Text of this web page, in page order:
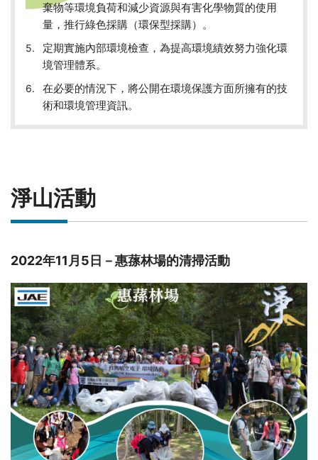
棄物等環境負荷和減少資源與有害化學物質的使用
量，推行綠色採購（環保型採購）。
定期實施內部環境檢查，為提高環境績效努力強化環
境管理體系。
在必要的情況下，將公開在環境保護方面所擁有的技
術和環境管理資訊。
淨山活動
2022年11月5日－惠蓀林場的清掃活動